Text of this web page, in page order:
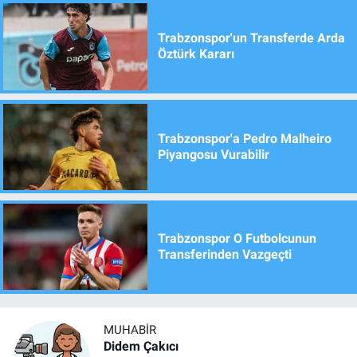
Trabzonspor'un Transferde Arda
Öztürk Kararı
Trabzonspor'a Pedro Malheiro
Piyangosu Vurabilir
Trabzonspor O Futbolcunun
Transferinden Vazgeçti
MUHABIR
Didem Çakıcı